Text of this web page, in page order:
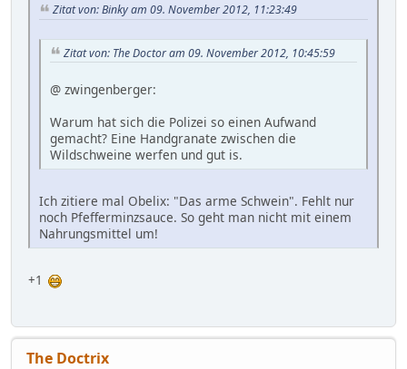
Zitat von: Binky am 09. November 2012, 11:23:49
Zitat von: The Doctor am 09. November 2012, 10:45:59
@ zwingenberger:
Warum hat sich die Polizei so einen Aufwand
gemacht? Eine Handgranate zwischen die
Wildschweine werfen und gut is.
Ich zitiere mal Obelix: "Das arme Schwein". Fehlt nur
noch Pfefferminzsauce. So geht man nicht mit einem
Nahrungsmittel um!
+1
The Doctrix